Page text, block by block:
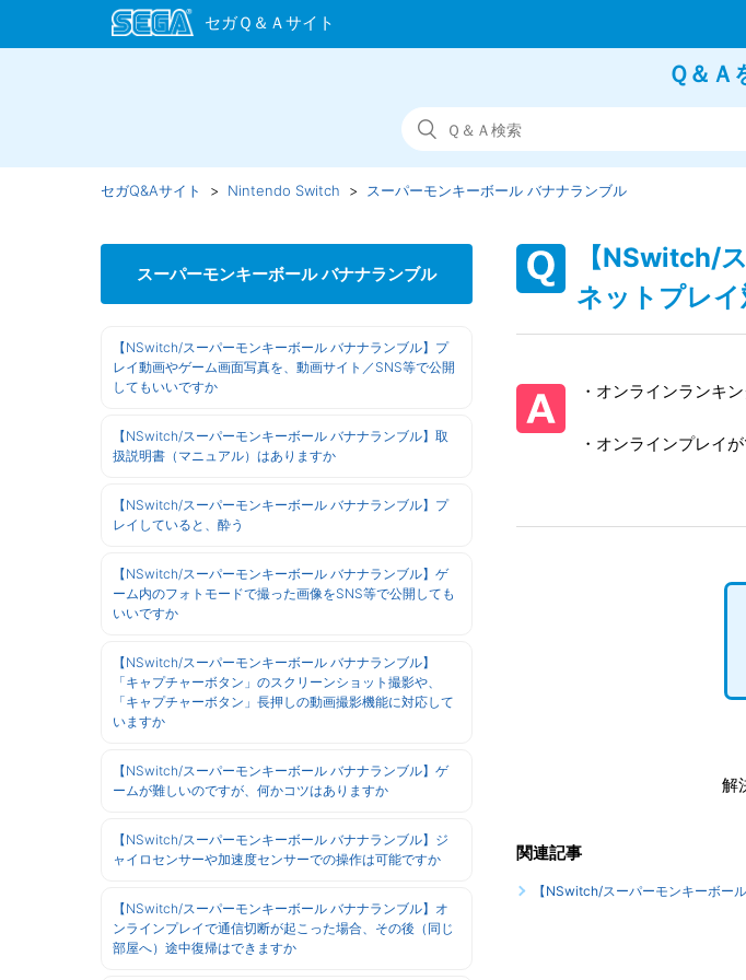
Ｑ＆Ａ
セガQ&Aサイト Nintendo Switch スーパーモンキーボール バナナランブル
スーパーモンキーボール バナナランブル
【NSwitch/スーパーモンキーボール バナナランブル】プ
レイ動画やゲーム画面写真を、動画サイト／SNS等で公開
してもいいですか
【NSwitch/スーパーモンキーボール バナナランブル】取
扱説明書（マニュアル）はありますか
【NSwitch/スーパーモンキーボール バナナランブル】プ
レイしていると、酔う
【NSwitch/スーパーモンキーボール バナナランブル】ゲ
ーム内のフォトモードで撮った画像をSNS等で公開しても
いいですか
【NSwitch/スーパーモンキーボール バナナランブル】
「キャプチャーボタン」のスクリーンショット撮影や、
「キャプチャーボタン」長押しの動画撮影機能に対応して
いますか
【NSwitch/スーパーモンキーボール バナナランブル】ゲ
ームが難しいのですが、何かコツはありますか
【NSwitch/スーパーモンキーボール バナナランブル】ジ
ャイロセンサーや加速度センサーでの操作は可能ですか
【NSwitch/スーパーモンキーボール バナナランブル】オ
ンラインプレイで通信切断が起こった場合、その後（同じ
部屋へ）途中復帰はできますか
【NSwitch/
ネットプレ
・オンラインランキ
・オンラインプレイ
解
関連記事
【NSwitch/スーパーモンキーボー